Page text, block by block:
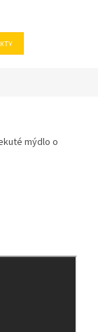
mýdlo o